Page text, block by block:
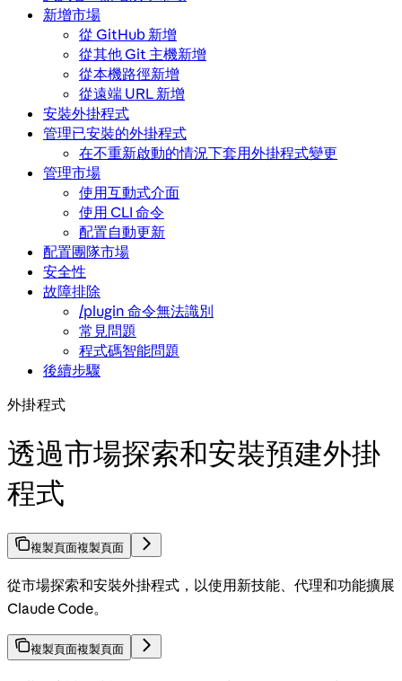
新增市場
從 GitHub 新增
從其他 Git 主機新增
從本機路徑新增
從遠端 URL 新增
安裝外掛程式
管理已安裝的外掛程式
在不重新啟動的情況下套用外掛程式變更
管理市場
使用互動式介面
使用 CLI 命令
配置自動更新
配置團隊市場
安全性
故障排除
/plugin 命令無法識別
常見問題
程式碼智能問題
後續步驟
外掛程式
透過市場探索和安裝預建外掛
程式
複製頁面複製頁面
從市場探索和安裝外掛程式，以使用新技能、代理和功能擴展
Claude Code。
複製頁面複製頁面